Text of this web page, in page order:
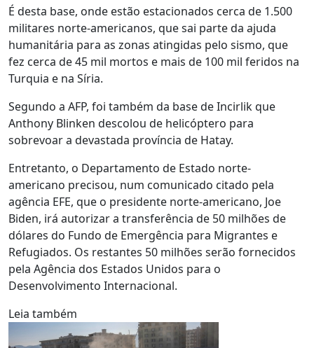
É desta base, onde estão estacionados cerca de 1.500
militares norte-americanos, que sai parte da ajuda
humanitária para as zonas atingidas pelo sismo, que
fez cerca de 45 mil mortos e mais de 100 mil feridos na
Turquia e na Síria.
Segundo a AFP, foi também da base de Incirlik que
Anthony Blinken descolou de helicóptero para
sobrevoar a devastada província de Hatay.
Entretanto, o Departamento de Estado norte-
americano precisou, num comunicado citado pela
agência EFE, que o presidente norte-americano, Joe
Biden, irá autorizar a transferência de 50 milhões de
dólares do Fundo de Emergência para Migrantes e
Refugiados. Os restantes 50 milhões serão fornecidos
pela Agência dos Estados Unidos para o
Desenvolvimento Internacional.
Leia também